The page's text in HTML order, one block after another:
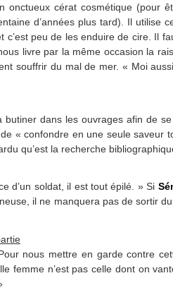
onctueux cérat cosmétique (pour
d’années plus tard). Il utilise
peu de les enduire de cire. Il
livre par la même occasion la
souffrir du mal de mer. « Moi
butiner dans les ouvrages afin de
« confondre en une seule saveur
qu’est la recherche
d’un soldat, il est tout épilé. » Si
il ne manquera pas de sortir
nous mettre en garde contre
femme n’est pas celle dont on